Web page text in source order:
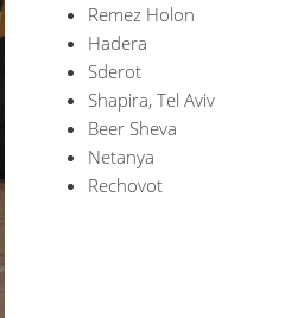
Remez Holon
Hadera
Sderot
Shapira, Tel Aviv
Beer Sheva
Netanya
Rechovot